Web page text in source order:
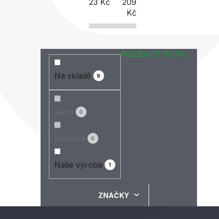
Kč
Na skladě 9
0
0
Naše výroba 1
ROZBALIT FILTR
ZNAČKY